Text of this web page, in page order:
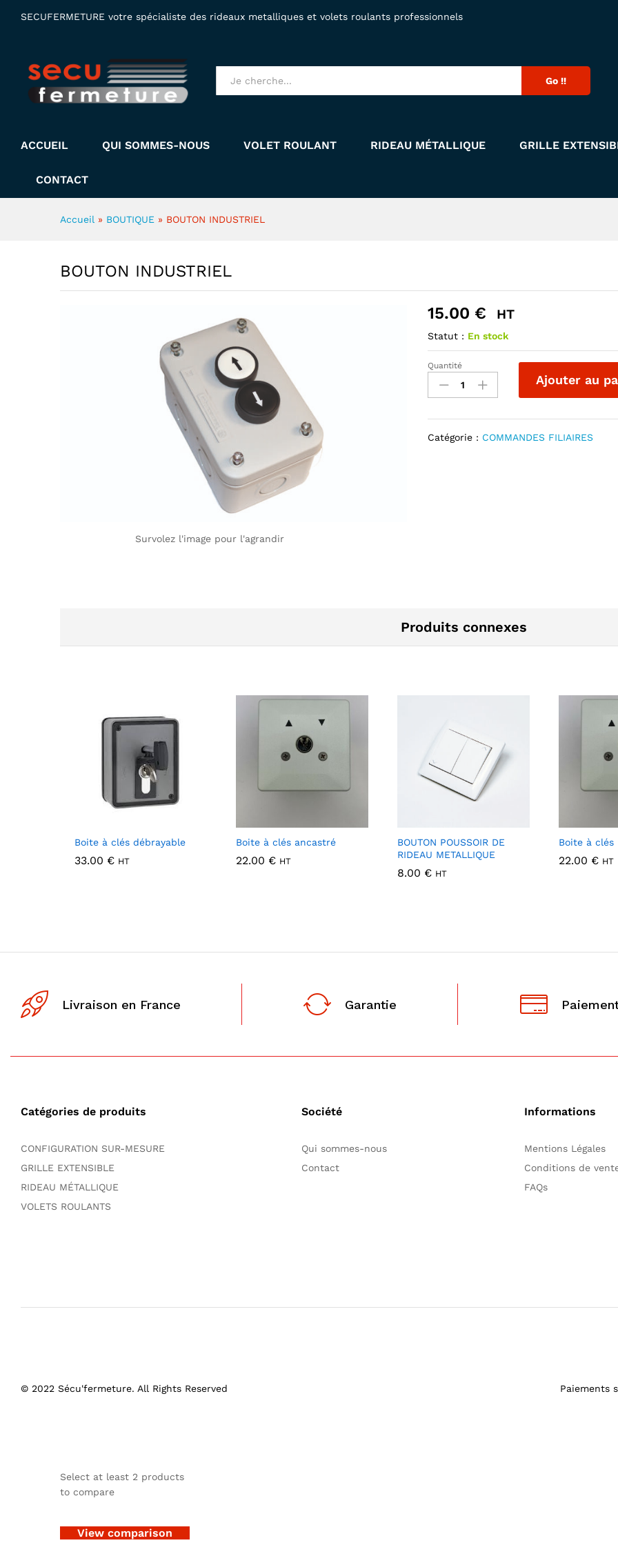
SECUFERMETURE votre spécialiste des rideaux metalliques et volets roulants professionnels
Tous produits Go !!
ACCUEIL QUI SOMMES-NOUS VOLET ROULANT RIDEAU MÉTALLIQUE GRILLE
CONTACT
Accueil » BOUTIQUE » BOUTON INDUSTRIEL
BOUTON INDUSTRIEL
Survolez l'image pour l'agrandir
15.00 € HT
Statut : En stock
BOUTON
INDUSTRIEL
quantité
Quantité
Ajouter au
Catégorie : COMMANDES FILIAIRES
Produits connexes
Boite à clés débrayable
33.00 € HT
Boite à clés ancastré
22.00 € HT
BOUTON POUSSOIR DE
RIDEAU METALLIQUE
8.00 € HT
Boite à clés
22.00 € HT
Livraison en France Garantie
Catégories de produits
CONFIGURATION SUR-MESURE
GRILLE EXTENSIBLE
RIDEAU MÉTALLIQUE
VOLETS ROULANTS
Société
Qui sommes-nous
Contact
Informations
Mentions Légales
Conditions de
FAQs
© 2022 Sécu'fermeture. All Rights Reserved Paiements
BOUTON INDUSTRIEL
Select at least 2 products
to compare
View comparison